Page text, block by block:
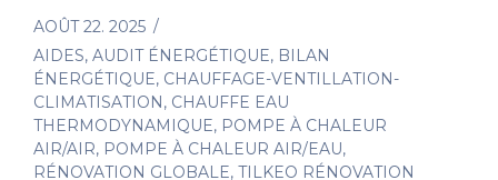
AOÛT 22. 2025
AIDES, AUDIT ÉNERGÉTIQUE, BILAN
ÉNERGÉTIQUE, CHAUFFAGE-VENTILLATION-
CLIMATISATION, CHAUFFE EAU
THERMODYNAMIQUE, POMPE À CHALEUR
AIR/AIR, POMPE À CHALEUR AIR/EAU,
RÉNOVATION GLOBALE, TILKEO RÉNOVATION